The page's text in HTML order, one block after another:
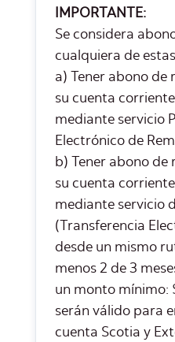
IMPORTANTE:
Se considera
cualquiera de
a) Tener abono de
su cuenta
mediante servicio
Electrónico de
b) Tener abono de
su cuenta
mediante servicio
(Transferencia
desde un mismo
menos 2 de 3
un monto mínimo:
serán válido para
cuenta Scotia y